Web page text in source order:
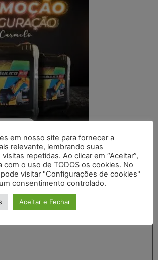
comentário
e-mail não será publicado.
marcados com*
em nosso site para fornecer a
relevante, lembrando suas
repetidas. Ao clicar em “Aceitar”,
com o uso de TODOS os cookies. No
visitar "Configurações de cookies"
consentimento controlado.
Aceitar e Fechar